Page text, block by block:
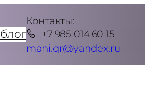
блог
Контакты:
+7 985 014 60 15
mani.qr@yandex.ru